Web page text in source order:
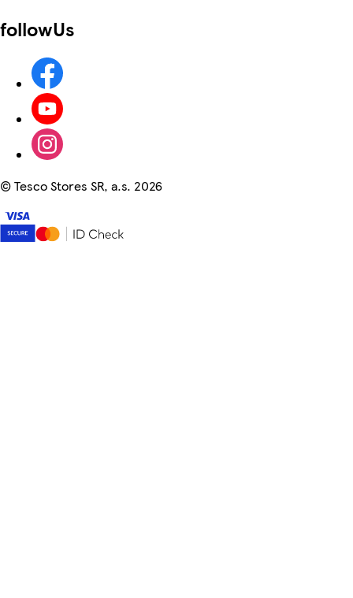
followUs
©Tesco Stores SR, a.s. 2026